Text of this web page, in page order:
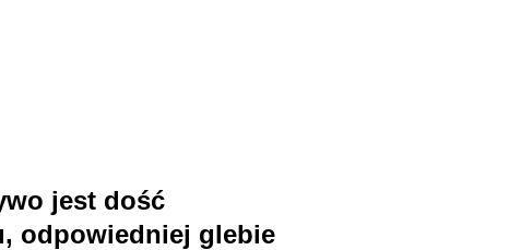
jest dość
odpowiedniej glebie